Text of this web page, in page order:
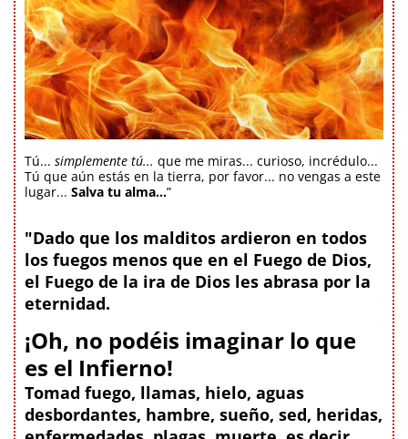
Tú... simplemente tú... que me miras... curioso, incrédulo...
Tú que aún estás en la tierra, por favor... no vengas a este
lugar... Salva tu alma...”
"Dado que los malditos ardieron en todos
los fuegos menos que en el Fuego de Dios,
el Fuego de la ira de Dios les abrasa por la
eternidad.
¡Oh, no podéis imaginar lo que
es el Infierno!
Tomad fuego, llamas, hielo, aguas
desbordantes, hambre, sueño, sed, heridas,